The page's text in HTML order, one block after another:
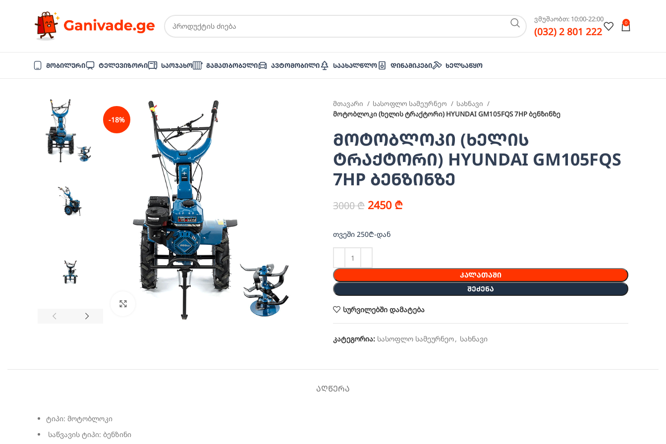
ვმუშაობთ: 10:00-22:00
(032) 2 801 222
0
Მობილური Ტელევიზორი Საოჯახო Გამათბობელი Ავტომობილი Საახალწლო Დინამიკები Ხელსაწყო
-18%
მთავარი სასოფლო სამეურნეო
სახნავი
მოტობლოკი (ხელის ტრაქტორი) HYUNDAI GM105FQS 7HP ბენზინზე
მოტობლოკი (ხელის
ტრაქტორი) HYUNDAI GM105FQS
7HP ბენზინზე
3000₾ 2450 ₾
თვეში 250₾-დან
ᲙᲐᲚᲐᲗᲐᲨᲘ
ᲨᲔᲫᲔᲜᲐ
სურვილებში დამატება
კატეგორია: სასოფლო სამეურნეო, სახნავი
ᲐᲦᲬᲔᲠᲐ
ტიპი: მოტობლოკი
საწვავის ტიპი: ბენზინი